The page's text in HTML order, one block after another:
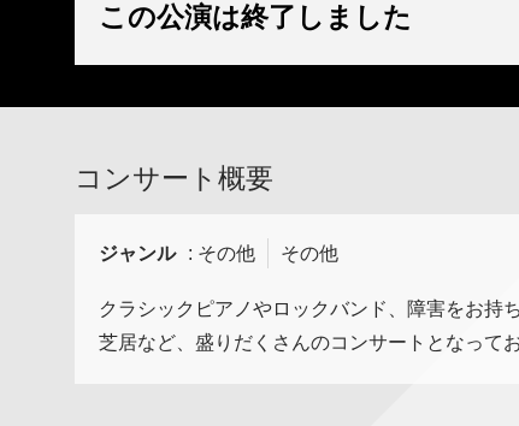
この公演は終了しました
コンサート概要
ジャンル : その他 その他
クラシックピアノやロックバンド、障害をお持
芝居など、盛りだくさんのコンサートとなってお